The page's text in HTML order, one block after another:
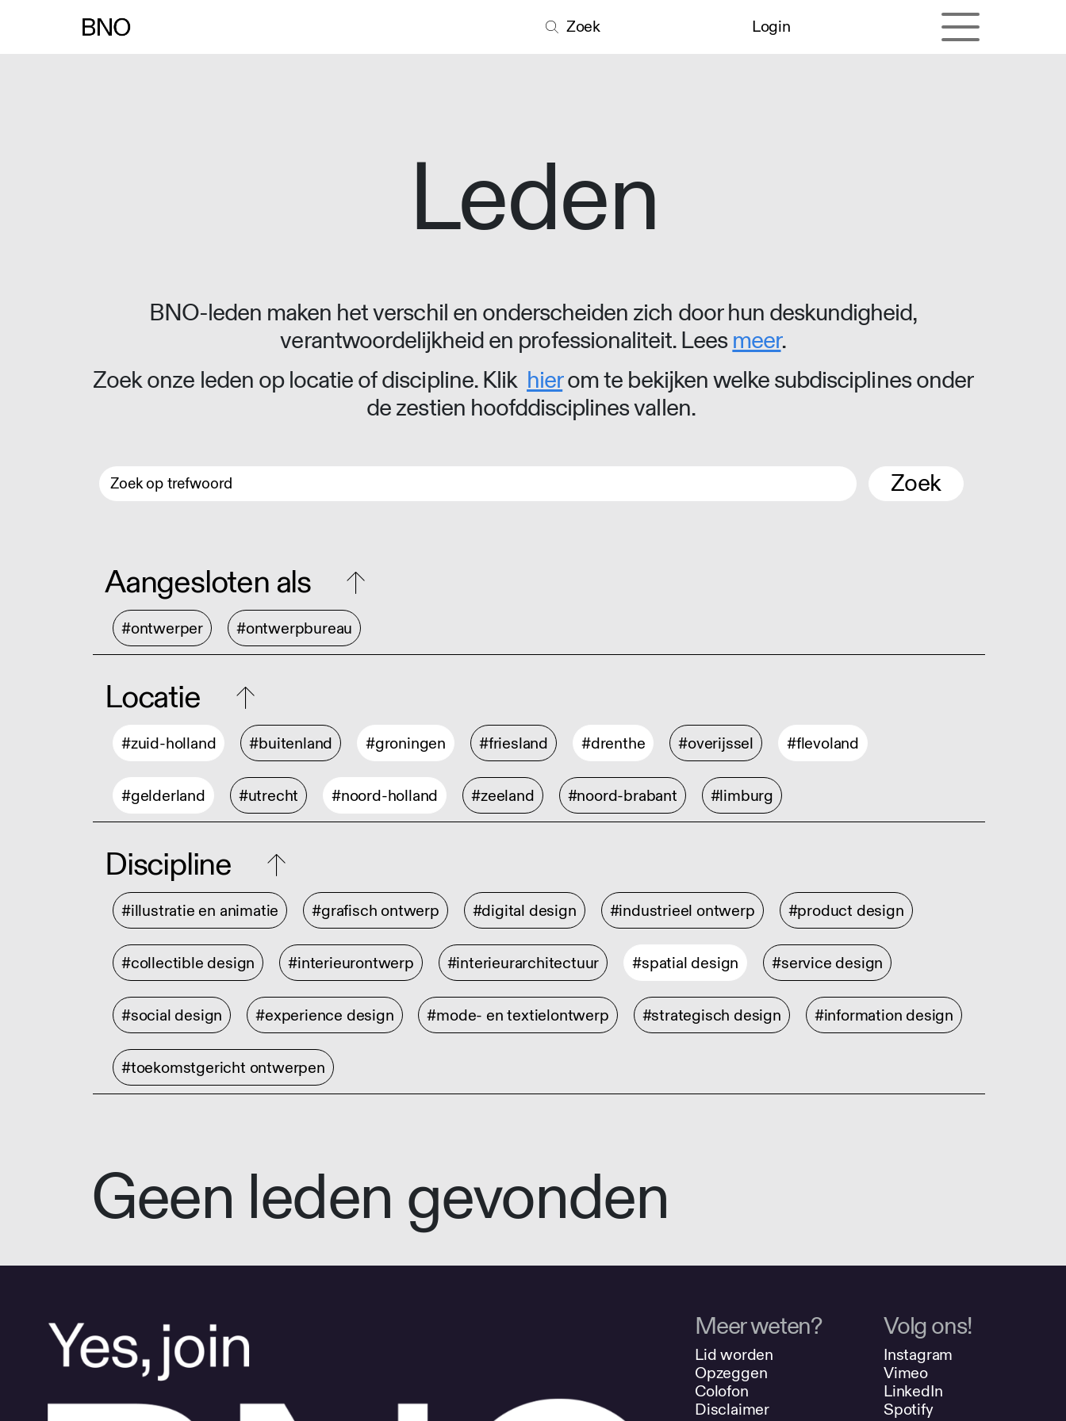
Zoek Login
Leden
BNO-leden maken het verschil en onderscheiden zich door hun deskundigheid,
verantwoordelijkheid en professionaliteit. Leesmeer.
Zoek onze leden op locatie of discipline. Klik hierom te bekijken welke subdisciplines onder
de zestien hoofddisciplines vallen.
Zoek
Aangesloten als
#ontwerper #ontwerpbureau
Locatie
#zuid-holland #buitenland #groningen #friesland #drenthe #overijssel #flevoland
#gelderland #utrecht #noord-holland #zeeland #noord-brabant #limburg
Discipline
#illustratie en animatie #grafisch ontwerp #digital design #industrieel ontwerp #product design
#collectible design #interieurontwerp #interieurarchitectuur #spatial design #service design
#social design #experience design #mode- en textielontwerp #strategisch design #information design
#toekomstgericht ontwerpen
Geen leden gevonden
Meer weten?
Lid worden
Opzeggen
Colofon
Disclaimer
Volg ons!
Instagram
Vimeo
LinkedIn
Spotify